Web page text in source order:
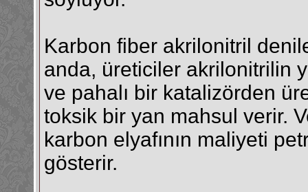
Karbon fiber akrilonitril
anda, üreticiler akrilonitrilin
ve pahalı bir katalizörden
toksik bir yan mahsul verir.
karbon elyafının maliyeti
gösterir.